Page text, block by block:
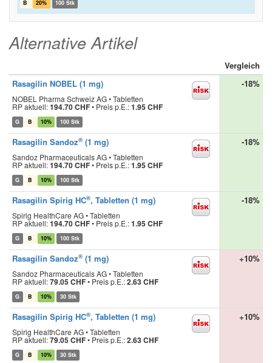
B 20% 100 Stk
Alternative Artikel
Vergleich
Rasagilin NOBEL (1 mg)
NOBEL Pharma Schweiz AG • Tabletten
RP aktuell:194.70 CHF• Preis p.E.:1.95 CHF
G B 10% 100 Stk
-18%
Rasagilin Sandoz® (1 mg)
Sandoz Pharmaceuticals AG • Tabletten
RP aktuell:194.70 CHF• Preis p.E.:1.95 CHF
G B 10% 100 Stk
-18%
Rasagilin Spirig HC®, Tabletten (1 mg)
Spirig HealthCare AG • Tabletten
RP aktuell:194.70 CHF• Preis p.E.:1.95 CHF
G B 10% 100 Stk
-18%
Rasagilin Sandoz® (1 mg)
Sandoz Pharmaceuticals AG • Tabletten
RP aktuell:79.05 CHF• Preis p.E.:2.63 CHF
G B 10% 30 Stk
+10%
Rasagilin Spirig HC®, Tabletten (1 mg)
Spirig HealthCare AG • Tabletten
RP aktuell:79.05 CHF• Preis p.E.:2.63 CHF
G B 10% 30 Stk
+10%